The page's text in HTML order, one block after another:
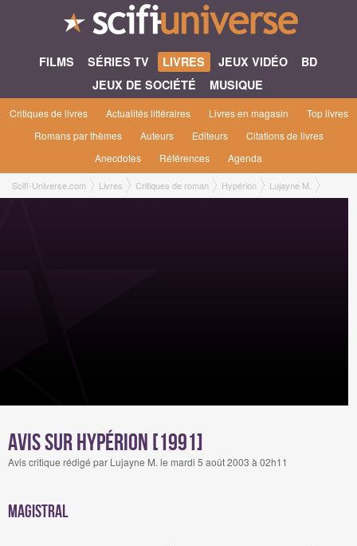
FILMS SÉRIES TV LIVRES JEUX VIDÉO
BD
JEUX DE SOCIÉTÉ
MUSIQUE
Critiques de livres Actualités littéraires Livres en magasin
Top livres
Romans par thèmes
Auteurs Editeurs
Citations de livres
Anecdotes
Références Agenda
Scifi-Universe.com Livres Critiques de roman Hypérion Lujayne M.
Avis sur Hypérion [1991]
Avis critique rédigé par Lujayne M. le mardi 5 août 2003 à 02h11
Magistral